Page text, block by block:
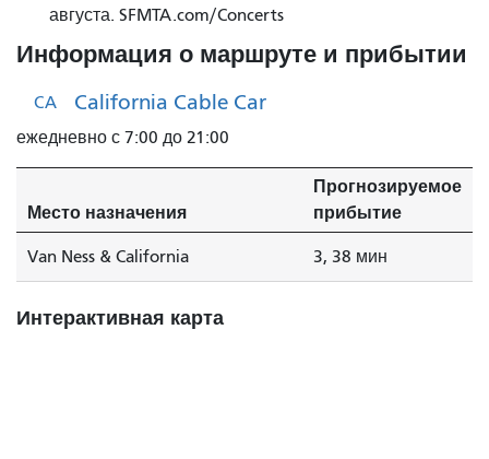
прибывает
через
3
минуты.
августа. SFMTA.com/Concerts
Информация о маршруте и прибытии
CA California Cable Car
ежедневно с 7:00 до 21:00
Место назначения
Прогнозируемое
прибытие
Van Ness & California 3, 38 мин
Интерактивная карта